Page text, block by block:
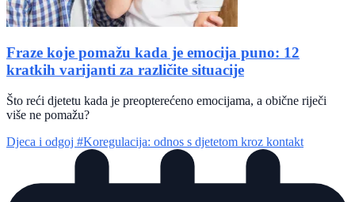
Fraze koje pomažu kada je emocija puno: 12
kratkih varijanti za različite situacije
Što reći djetetu kada je preopterećeno emocijama, a obične riječi
više ne pomažu?
Djeca i odgoj #Koregulacija: odnos s djetetom kroz kontakt